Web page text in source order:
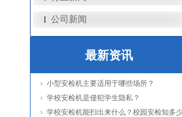
公司新闻
最新资讯
小型安检机主要适用于哪些场所？
学校安检机是侵犯学生隐私？
学校安检机能扫出来什么？校园安检知多